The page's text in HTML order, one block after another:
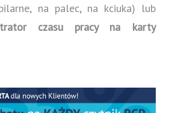
na palec, na kciuka) lub
czasu pracy na karty